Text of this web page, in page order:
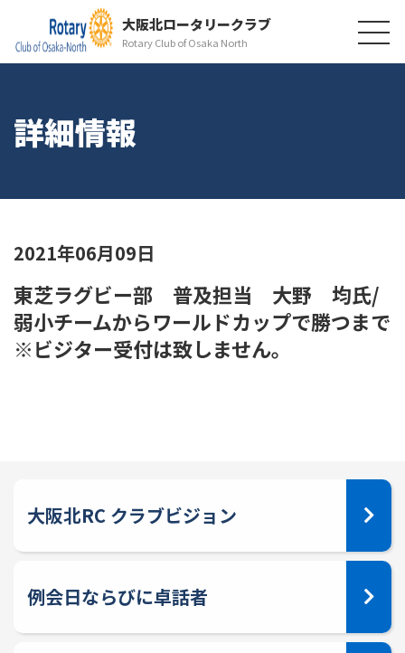
大阪北ロータリークラブ
Rotary Club of Osaka North
詳細情報
2021年06月09日
東芝ラグビー部 普及担当 大野 均氏/
弱小チームからワールドカップで勝つまで
※ビジター受付は致しません。
大阪北RC クラブビジョン
例会日ならびに卓話者